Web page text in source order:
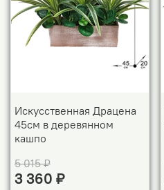
Искусственная Драцена
45см в деревянном
кашпо
5 015 ₽
3 360 ₽